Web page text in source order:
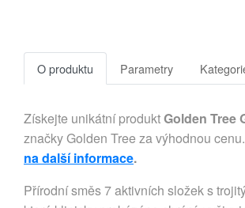
O produktu Parametry
Získejte unikátní produktGolden Tree
značky Golden Tree za výhodnou cenu.
na další informace.
Přírodní směs 7 aktivních složek s